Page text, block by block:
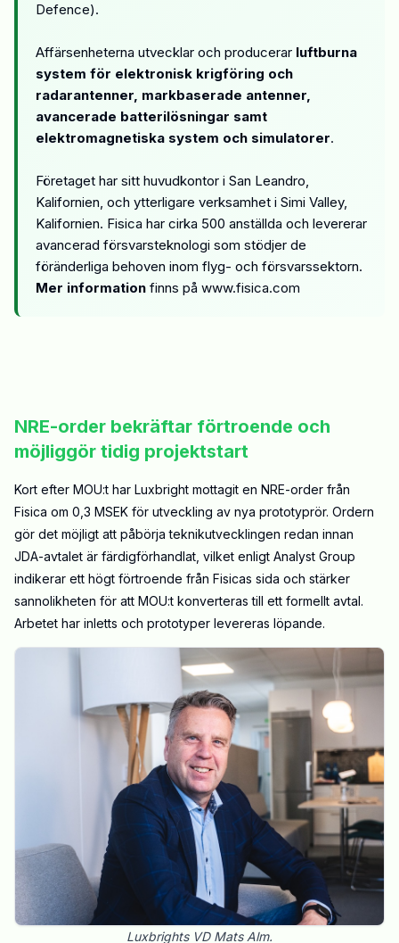
Defence).
Affärsenheterna utvecklar och producerar luftburna
system för elektronisk krigföring och
radarantenner, markbaserade antenner,
avancerade batterilösningar samt
elektromagnetiska system och simulatorer.
Företaget har sitt huvudkontor i San Leandro,
Kalifornien, och ytterligare verksamhet i Simi Valley,
Kalifornien. Fisica har cirka 500 anställda och levererar
avancerad försvarsteknologi som stödjer de
föränderliga behoven inom flyg- och försvarssektorn.
Mer information finns på www.fisica.com
NRE-order bekräftar förtroende och
möjliggör tidig projektstart
Kort efter MOU:t har Luxbright mottagit en NRE-order från
Fisica om 0,3 MSEK för utveckling av nya prototyprör. Ordern
gör det möjligt att påbörja teknikutvecklingen redan innan
JDA-avtalet är färdigförhandlat, vilket enligt Analyst Group
indikerar ett högt förtroende från Fisicas sida och stärker
sannolikheten för att MOU:t konverteras till ett formellt avtal.
Arbetet har inletts och prototyper levereras löpande.
Luxbrights VD Mats Alm.